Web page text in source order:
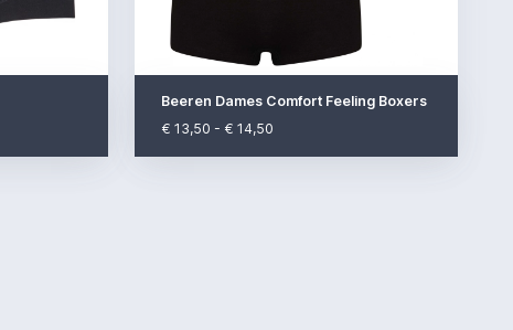
Beeren Dames Comfort Feeling Boxers
€ 13,50 - € 14,50